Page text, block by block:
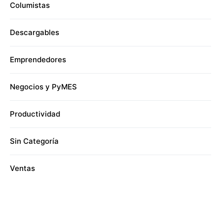
Columistas
Descargables
Emprendedores
Negocios y PyMES
Productividad
Sin Categoría
Ventas